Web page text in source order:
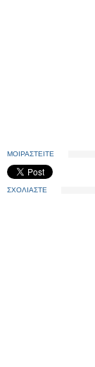
ΜΟΙΡΑΣΤΕΙΤΕ
ΣΧΟΛΙΑΣΤΕ